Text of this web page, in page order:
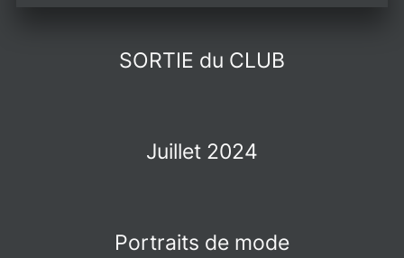
SORTIE du CLUB
Juillet 2024
Portraits de mode